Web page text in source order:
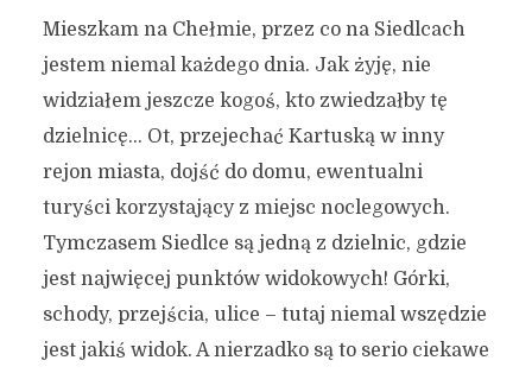
Mieszkam na Chełmie, przez co na Siedlcach
jestem niemal każdego dnia. Jak żyję, nie
widziałem jeszcze kogoś, kto zwiedzałby tę
dzielnicę… Ot, przejechać Kartuską w inny
rejon miasta, dojść do domu, ewentualni
turyści korzystający z miejsc noclegowych.
Tymczasem Siedlce są jedną z dzielnic, gdzie
jest najwięcej punktów widokowych! Górki,
schody, przejścia, ulice – tutaj niemal wszędzie
jest jakiś widok. A nierzadko są to serio ciekawe